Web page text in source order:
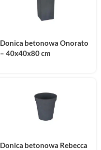
Donica betonowa Onorato
– 40x40x80 cm
Donica betonowa Rebecca